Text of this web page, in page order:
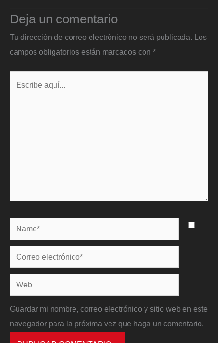
Deja un comentario
Tu dirección de correo electrónico no será publicada.
Los
campos obligatorios están marcados con *
Name*
Correo
electrónico*
Web
Guardar mi nombre, correo electrónico y sitio web en este
navegador para la próxima vez que haga un comentario.